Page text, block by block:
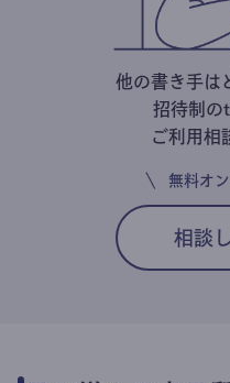
他の書き手は
招待制の
ご利用相
無料オ
相談